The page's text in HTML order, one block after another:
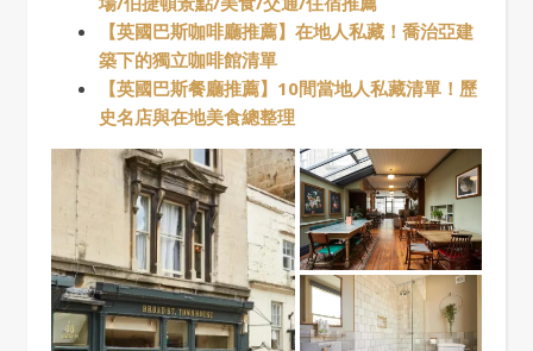
【英國巴斯咖啡廳推薦】在地人私藏！喬治亞建
築下的獨立咖啡館清單
【英國巴斯餐廳推薦】10間當地人私藏清單！歷
史名店與在地美食總整理